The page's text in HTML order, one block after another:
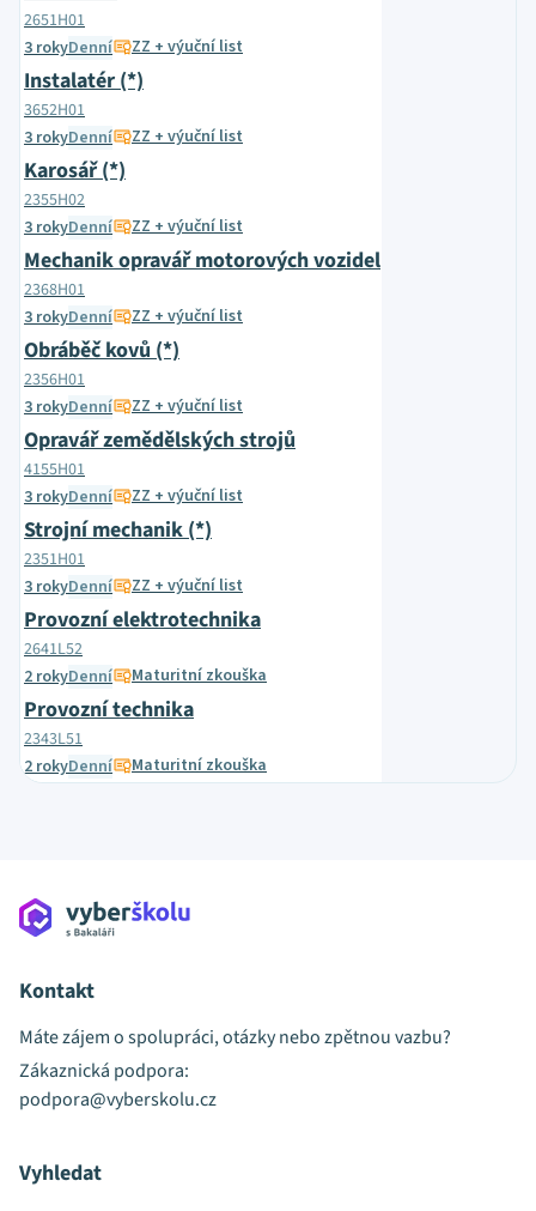
2651H01
3 rokyDenní ZZ + výuční list
Instalatér (*)
3652H01
3 rokyDenní ZZ + výuční list
Karosář (*)
2355H02
3 rokyDenní ZZ + výuční list
Mechanik opravář motorových vozidel
2368H01
3 rokyDenní ZZ + výuční list
Obráběč kovů (*)
2356H01
3 rokyDenní ZZ + výuční list
Opravář zemědělských strojů
4155H01
3 rokyDenní ZZ + výuční list
Strojní mechanik (*)
2351H01
3 rokyDenní ZZ + výuční list
Provozní elektrotechnika
2641L52
2 rokyDenní Maturitní zkouška
Provozní technika
2343L51
2 rokyDenní Maturitní zkouška
Kontakt
Máte zájem o spolupráci, otázky nebo zpětnou vazbu?
Zákaznická podpora:
podpora@vyberskolu.cz
Vyhledat